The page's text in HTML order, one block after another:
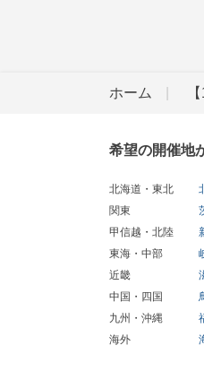
ホーム
希望の開催地
北海道・東北
関東
甲信越・北陸
東海・中部
近畿
中国・四国
九州・沖縄
海外